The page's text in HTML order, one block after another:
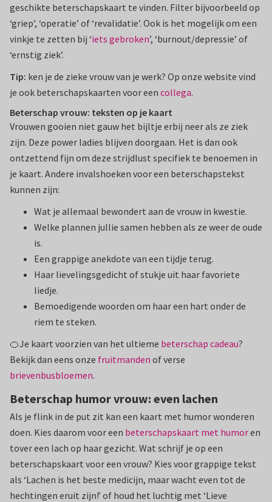
geschikte beterschapskaart te vinden. Filter bijvoorbeeld op
‘griep’, ‘operatie’ of ‘revalidatie’. Ook is het mogelijk om een
vinkje te zetten bij ‘iets gebroken’, ‘burnout/depressie’ of
‘ernstig ziek’.
Tip: ken je de zieke vrouw van je werk? Op onze website vind
je ook beterschapskaarten voor een collega.
Beterschap vrouw: teksten op je kaart
Vrouwen gooien niet gauw het bijltje erbij neer als ze ziek
zijn. Deze power ladies blijven doorgaan. Het is dan ook
ontzettend fijn om deze strijdlust specifiek te benoemen in
je kaart. Andere invalshoeken voor een beterschapstekst
kunnen zijn:
Wat je allemaal bewondert aan de vrouw in kwestie.
Welke plannen jullie samen hebben als ze weer de oude
is.
Een grappige anekdote van een tijdje terug.
Haar lievelingsgedicht of stukje uit haar favoriete
liedje.
Bemoedigende woorden om haar een hart onder de
riem te steken.
🍊Je kaart voorzien van het ultieme beterschap cadeau?
Bekijk dan eens onze fruitmanden of verse
brievenbusbloemen.
Beterschap humor vrouw: even lachen
Als je flink in de put zit kan een kaart met humor wonderen
doen. Kies daarom voor een beterschapskaart met humoren
tover een lach op haar gezicht. Wat schrijf je op een
beterschapskaart voor een vrouw? Kies voor grappige tekst
als ‘Lachen is het beste medicijn, maar wacht even tot de
hechtingen eruit zijn!’ of houd het luchtig met ‘Lieve